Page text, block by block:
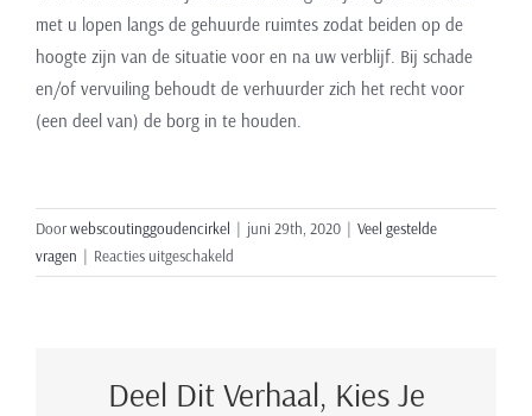
met u lopen langs de gehuurde ruimtes zodat beiden op de
hoogte zijn van de situatie voor en na uw verblijf. Bij schade
en/of vervuiling behoudt de verhuurder zich het recht voor
(een deel van) de borg in te houden.
Doorwebscoutinggoudencirkel | juni 29th, 2020 | Veel gestelde
vragen | Reacties uitgeschakeld
Hoe
opgeleverd
Deel Dit Verhaal, Kies Je